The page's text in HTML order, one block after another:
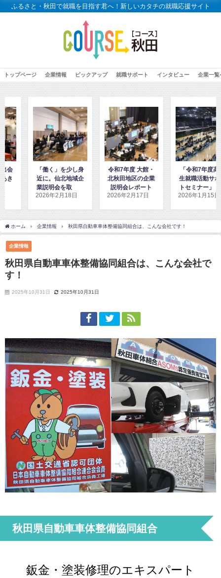
ふるさと・秋田で就職を目指す君へ！新しいカタチの就職応援サイト
トップページ 企業情報 ピックアップ 就職サポート インタビュー 企業一覧
「働く」を少し身
近に。仙北地域企
業説明会を取材し
ました
2026年2月18日
令和7年度 大館・
北秋田地区の企業
説明会レポート
2026年2月17日
「令和7年度高校
生就職活動サポー
トセミナー」に密
着取材しました！
2026年1月15日
ホーム 企業情報 秋田県自動車車体整備協同組合は、こんな会社です！
企業情報
秋田県自動車車体整備協同組合は、こんな会社で
す！
2025年10月31日 2025年10月31日
秋田県自動車車体整備協同組合
鈑金・塗装修理のエキスパート